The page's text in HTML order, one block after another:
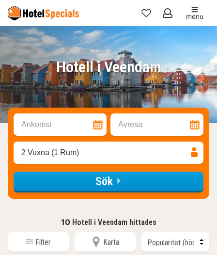
Mina
favoriter
menu
Hotell i Veendam
Ankomst Avresa
2 Vuxna (1 Rum)
Sök
10 Hotell i Veendam hittades
Filter Karta